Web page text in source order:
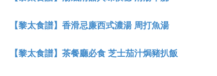
【黎太食譜】香滑忌廉西式濃湯 周打魚湯
【黎太食譜】茶餐廳必食 芝士茄汁焗豬扒飯